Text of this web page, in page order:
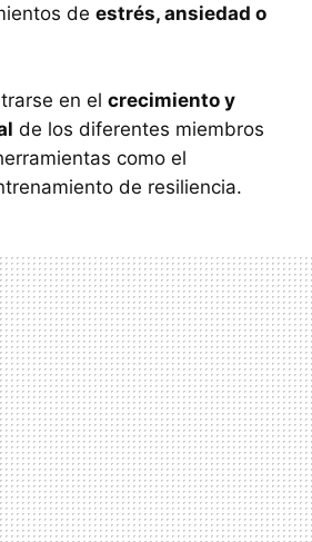
de estrés, ansiedad o
en el crecimiento y
de los diferentes miembros
como el
de resiliencia.